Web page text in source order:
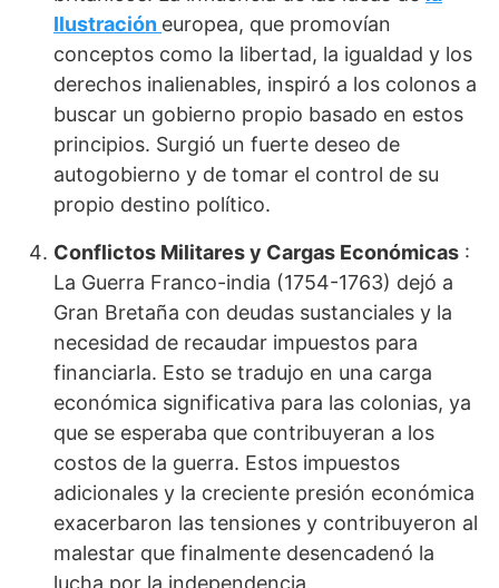
Ilustración europea, que promovían
conceptos como la libertad, la igualdad y los
derechos inalienables, inspiró a los colonos a
buscar un gobierno propio basado en estos
principios. Surgió un fuerte deseo de
autogobierno y de tomar el control de su
propio destino político.
Conflictos Militares y Cargas Económicas :
La Guerra Franco-india (1754-1763) dejó a
Gran Bretaña con deudas sustanciales y la
necesidad de recaudar impuestos para
financiarla. Esto se tradujo en una carga
económica significativa para las colonias, ya
que se esperaba que contribuyeran a los
costos de la guerra. Estos impuestos
adicionales y la creciente presión económica
exacerbaron las tensiones y contribuyeron al
malestar que finalmente desencadenó la
lucha por la independencia.